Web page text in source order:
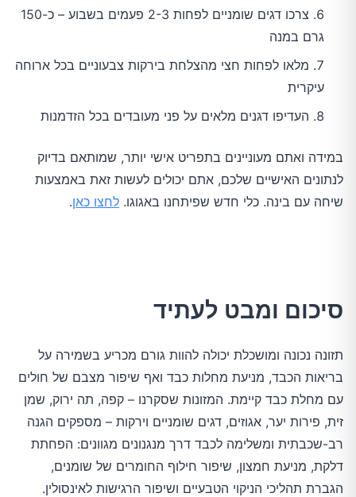
צרכו דגים שומניים לפחות 2-3 פעמים בשבוע – כ-150
גרם במנה
מלאו לפחות חצי מהצלחת בירקות צבעוניים בכל ארוחה
עיקרית
העדיפו דגנים מלאים על פני מעובדים בכל הזדמנות
במידה ואתם מעוניינים בתפריט אישי יותר, שמותאם בדיוק
לנתונים האישיים שלכם, אתם יכולים לעשות זאת באמצעות
שיחה עם בינה. כלי חדש שפיתחנו באגוגו. לחצו כאן.
סיכום ומבט לעתיד
תזונה נכונה ומושכלת יכולה להוות גורם מכריע בשמירה על
בריאות הכבד, מניעת מחלות כבד ואף שיפור מצבם של חולים
עם מחלת כבד קיימת. המזונות שסקרנו – קפה, תה ירוק, שמן
זית, פירות יער, אגוזים, דגים שומניים וירקות – מספקים הגנה
רב-שכבתית ומשלימה לכבד דרך מנגנונים מגוונים: הפחתת
דלקת, מניעת חמצון, שיפור חילוף החומרים של שומנים,
הגברת תהליכי הניקוי הטבעיים ושיפור הרגישות לאינסולין.